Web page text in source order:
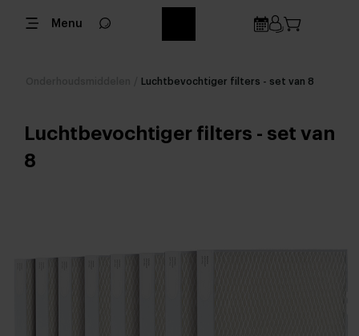
Menu
Luchtbevochtiger filters - set van 8
Luchtbevochtiger filters - set van
8